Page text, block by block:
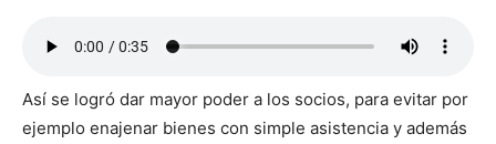
Así se logró dar mayor poder a los socios, para evitar por
ejemplo enajenar bienes con simple asistencia y además